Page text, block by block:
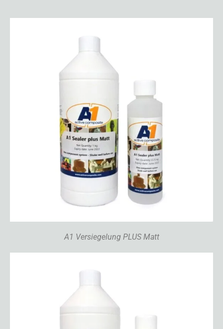
A1 Versiegelung PLUS Matt